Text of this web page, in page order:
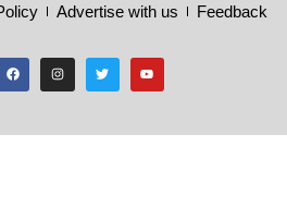
Advertise with us Feedback